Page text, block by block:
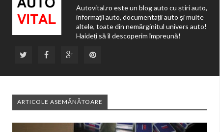
Autovital.ro este un blog auto cu știri auto,
informații auto, documentații auto și multe
altele, toate din nemărginitul univers auto!
Haideți să îl descoperim împreună!
ARTICOLE ASEMĂNĂTOARE